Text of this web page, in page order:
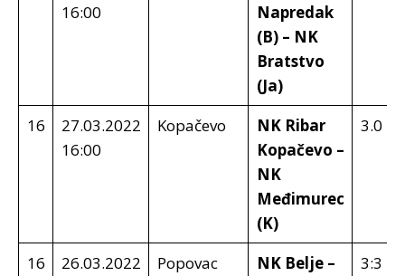
16:00
Napredak
(B) – NK
Bratstvo
(Ja)
16
27.03.2022
16:00
Kopačevo
NK Ribar
Kopačevo –
NK
Međimurec
(K)
3.0
16
26.03.2022
Popovac
NK Belje –
3:3